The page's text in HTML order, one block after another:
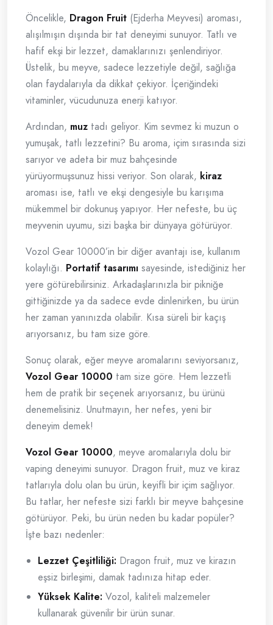
Öncelikle, Dragon Fruit (Ejderha Meyvesi) aroması,
alışılmışın dışında bir tat deneyimi sunuyor. Tatlı ve
hafif ekşi bir lezzet, damaklarınızı şenlendiriyor.
Üstelik, bu meyve, sadece lezzetiyle değil, sağlığa
olan faydalarıyla da dikkat çekiyor. İçeriğindeki
vitaminler, vücudunuza enerji katıyor.
Ardından, muz tadı geliyor. Kim sevmez ki muzun o
yumuşak, tatlı lezzetini? Bu aroma, içim sırasında sizi
sarıyor ve adeta bir muz bahçesinde
yürüyormuşsunuz hissi veriyor. Son olarak, kiraz
aroması ise, tatlı ve ekşi dengesiyle bu karışıma
mükemmel bir dokunuş yapıyor. Her nefeste, bu üç
meyvenin uyumu, sizi başka bir dünyaya götürüyor.
Vozol Gear 10000’in bir diğer avantajı ise, kullanım
kolaylığı. Portatif tasarımı sayesinde, istediğiniz her
yere götürebilirsiniz. Arkadaşlarınızla bir pikniğe
gittiğinizde ya da sadece evde dinlenirken, bu ürün
her zaman yanınızda olabilir. Kısa süreli bir kaçış
arıyorsanız, bu tam size göre.
Sonuç olarak, eğer meyve aromalarını seviyorsanız,
Vozol Gear 10000 tam size göre. Hem lezzetli
hem de pratik bir seçenek arıyorsanız, bu ürünü
denemelisiniz. Unutmayın, her nefes, yeni bir
deneyim demek!
Vozol Gear 10000, meyve aromalarıyla dolu bir
vaping deneyimi sunuyor. Dragon fruit, muz ve kiraz
tatlarıyla dolu olan bu ürün, keyifli bir içim sağlıyor.
Bu tatlar, her nefeste sizi farklı bir meyve bahçesine
götürüyor. Peki, bu ürün neden bu kadar popüler?
İşte bazı nedenler:
Lezzet Çeşitliliği: Dragon fruit, muz ve kirazın
eşsiz birleşimi, damak tadınıza hitap eder.
Yüksek Kalite: Vozol, kaliteli malzemeler
kullanarak güvenilir bir ürün sunar.